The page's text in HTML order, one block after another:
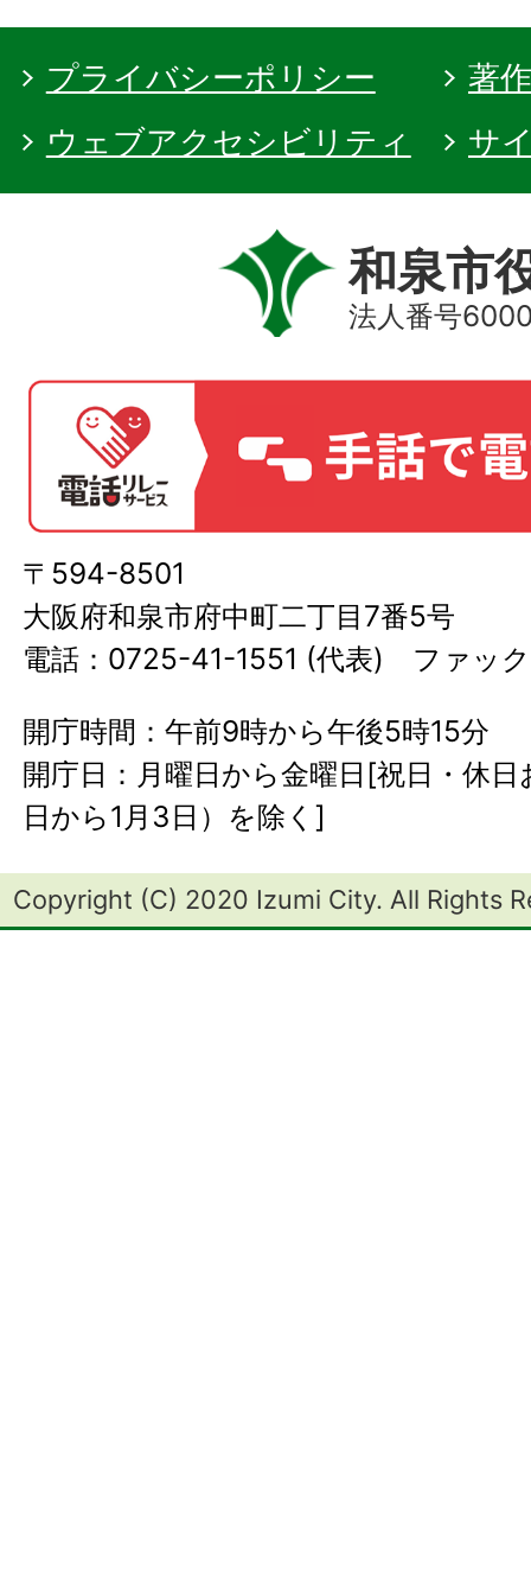
プライバシーポリシー
著
ウェブアクセシビリティ
サ
和泉市
法人番号
〒594-8501
大阪府和泉市府中町二丁目7番5号
電話：0725-41-1551 (代表) ファッ
開庁時間：午前9時から午後5時15分
開庁日：月曜日から金曜日[祝日・休
日から1月3日）を除く]
Copyright (C) 2020 Izumi City. All Rights